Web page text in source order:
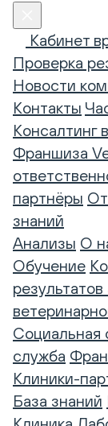
Кабинет
Проверка
Новости
Контакты
Консалтинг
Франшиза
партнёры
знаний
Анализы О
Обучение
Социальная
служба
Клиники-
База знаний